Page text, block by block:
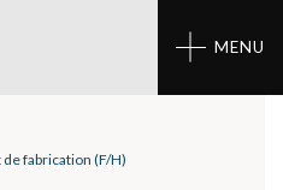
MENU
de fabrication (F/H)